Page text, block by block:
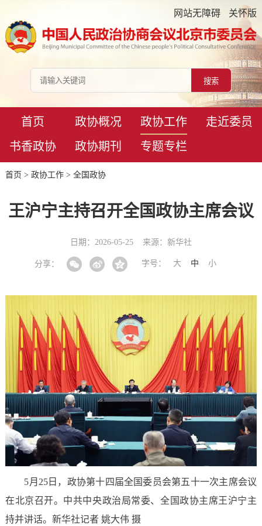
网站无障碍 关怀版
首页 政协概况 政协工作
走近委员
书香政协
政协期刊 专题专栏
首页 > 政协工作> 全国政协
王沪宁主持召开全国政协主席会议
日期：2026-05-25 来源：新华社
分享： 字号： 大 中 小
5月25日，政协第十四届全国委员会第五十一次主席会议
在北京召开。中共中央政治局常委、全国政协主席王沪宁主
持并讲话。新华社记者 姚大伟 摄